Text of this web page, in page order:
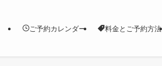
ご予約カレンダー 料金とご予約方法